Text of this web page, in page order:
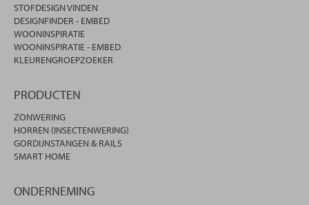
STOFDESIGN VINDEN
DESIGNFINDER - EMBED
WOONINSPIRATIE
WOONINSPIRATIE - EMBED
KLEURENGROEPZOEKER
PRODUCTEN
ZONWERING
HORREN (INSECTENWERING)
GORDIJNSTANGEN & RAILS
SMART HOME
ONDERNEMING